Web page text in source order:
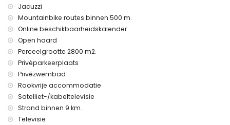
waterpark (Aguavera) (binnen 10 kilometer van het huis)
Bezienswaardigheden en cultuur in Águilas, Murcia
museum (Águilas), kerk (Águilas) en monument (La Geoda)
(binnen 10 kilometer van de accommodatie)
kasteel (Águilas) en architectonisch gebouw (Águilas)
(binnen 25 kilometer van de accommodatie)
Sport
wandelen en mountainbiken (binnen 1000 meter van de
villa)
fietsen (binnen 5 kilometer van de villa)
Jacuzzi
Mountainbike routes binnen 500 m.
Online beschikbaarheidskalender
Open haard
Perceelgrootte 2800 m2.
Privéparkeerplaats
Privézwembad
Rookvrije accommodatie
Satelliet-/kabeltelevisie
Strand binnen 9 km.
Televisie